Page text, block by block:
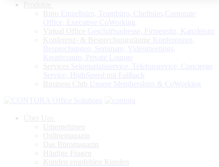
Produkte
Büro Einzelbüro, Teambüro, Chefbüro,Corporate
Office, Executive CoWorking
Virtual Office Geschäftsadresse, Firmensitz, Kanzleisitz
Konferenz- & Besprechungsräume Konferenzen,
Besprechungen, Seminare, Videomeetings,
Kreativraum, Private Lounge
Services Sekretariatsservice, Telefonservice, Concierge
Service, HighSpeed mit Fallback
Business Club Unsere Memberships & CoWorking
Unternehmen
Onlinemagazin
Das Büromagazin
Häufige Fragen
Kunden empfehlen Kunden